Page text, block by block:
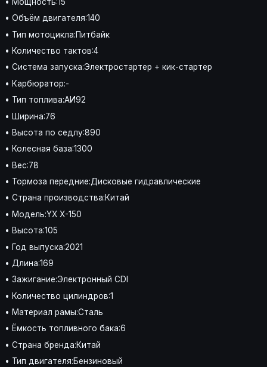
• Объём двигателя:140
• Тип мотоцикла:Питбайк
• Количество тактов:4
• Система запуска:Электростартер + кик-стартер
• Карбюратор:-
• Тип топлива:АИ92
• Ширина:76
• Высота по седлу:890
• Колесная база:1300
• Вес:78
• Тормоза передние:Дисковые гидравлические
• Страна производства:Китай
• Модель:YX X-150
• Высота:105
• Год выпуска:2021
• Длина:169
• Зажигание:Электронный CDI
• Количество цилиндров:1
• Материал рамы:Сталь
• Ёмкость топливного бака:6
• Страна бренда:Китай
• Тип двигателя:Бензиновый